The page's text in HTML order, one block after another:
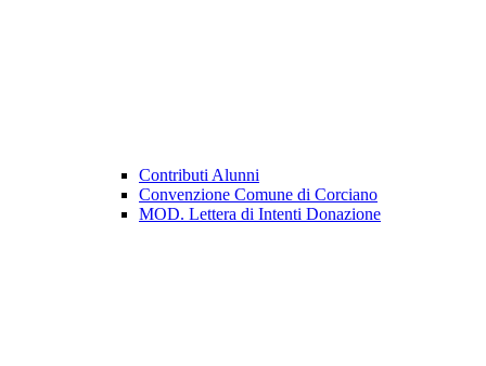
Contributi Alunni
Convenzione Comune di Corciano
MOD. Lettera di Intenti Donazione